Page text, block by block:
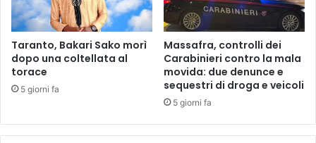
N
E
I
”
Taranto, Bakari Sako morì
dopo una coltellata al
torace
5 giorni fa
Massafra, controlli dei
Carabinieri contro la mala
movida: due denunce e
sequestri di droga e veicoli
5 giorni fa